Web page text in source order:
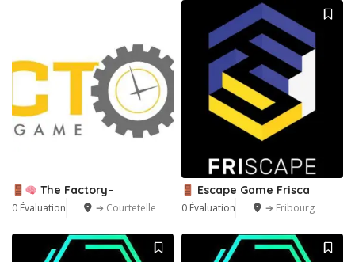
The Factory ̵
0 Évaluation ➔ Courtetelle
Escape Game Frisca
0 Évaluation ➔ Fribourg